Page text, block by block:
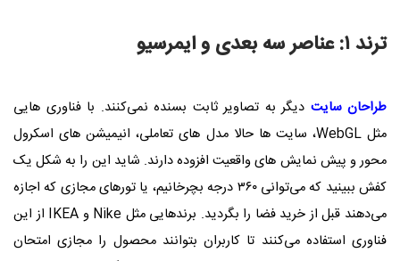
ترند ۱: عناصر سه‌ بعدی و ایمرسیو
طراحان سایت دیگر به تصاویر ثابت بسنده نمی‌کنند. با فناوری‌ هایی
مثل WebGL، سایت‌ ها حالا مدل‌ های تعاملی، انیمیشن‌ های اسکرول‌
محور و پیش‌ نمایش‌ های واقعیت افزوده دارند. شاید این را به شکل یک
کفش ببینید که می‌توانی ۳۶۰ درجه بچرخانیم، یا تورهای مجازی که اجازه
می‌دهند قبل از خرید فضا را بگردید. برندهایی مثل Nike و IKEA از این
فناوری استفاده می‌کنند تا کاربران بتوانند محصول را مجازی امتحان